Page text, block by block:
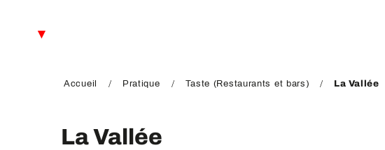
Accueil Pratique Taste (Restaurants et bars) La Vallée
La Vallée